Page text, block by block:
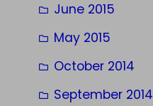
June 2015
May 2015
October 2014
September 2014